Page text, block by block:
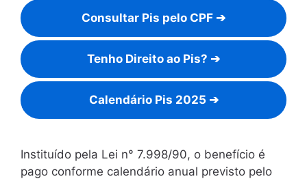
Consultar Pis pelo CPF ➔
Tenho Direito ao Pis? ➔
Calendário Pis 2025 ➔
Instituído pela Lei n° 7.998/90, o benefício é
pago conforme calendário anual previsto pelo